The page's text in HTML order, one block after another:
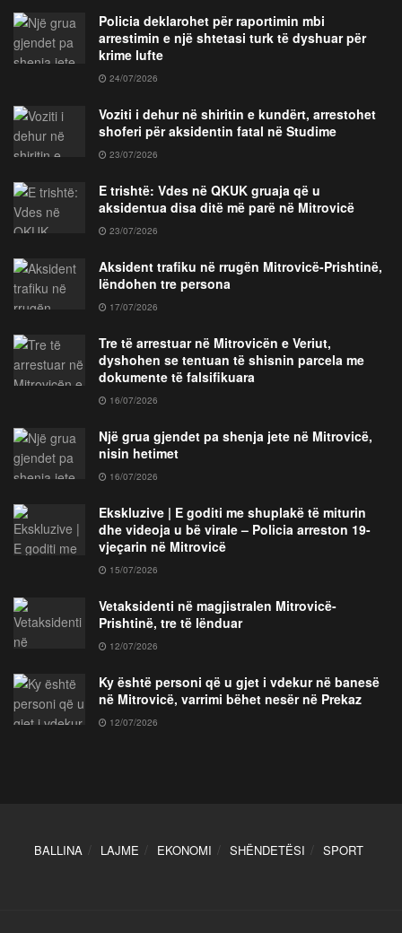
Policia deklarohet për raportimin mbi
arrestimin e një shtetasi turk të dyshuar për
krime lufte
24/07/2026
Voziti i dehur në shiritin e kundërt, arrestohet
shoferi për aksidentin fatal në Studime
23/07/2026
E trishtë: Vdes në QKUK gruaja që u
aksidentua disa ditë më parë në Mitrovicë
23/07/2026
Aksident trafiku në rrugën Mitrovicë-Prishtinë,
lëndohen tre persona
17/07/2026
Tre të arrestuar në Mitrovicën e Veriut,
dyshohen se tentuan të shisnin parcela me
dokumente të falsifikuara
16/07/2026
Një grua gjendet pa shenja jete në Mitrovicë,
nisin hetimet
16/07/2026
Ekskluzive | E goditi me shuplakë të miturin
dhe videoja u bë virale – Policia arreston 19-
vjeçarin në Mitrovicë
15/07/2026
Vetaksidenti në magjistralen Mitrovicë-
Prishtinë, tre të lënduar
12/07/2026
Ky është personi që u gjet i vdekur në banesë
në Mitrovicë, varrimi bëhet nesër në Prekaz
12/07/2026
BALLINA LAJME EKONOMI SHËNDETËSI SPORT